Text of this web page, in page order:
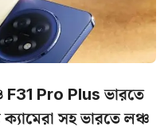
Pro Plus ভারতে
সহ ভারতে লঞ্চ